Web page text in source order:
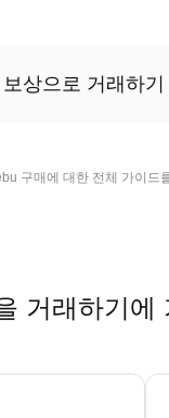
상으로 거래하기
구매에 대한 전체 가이드
거래하기에